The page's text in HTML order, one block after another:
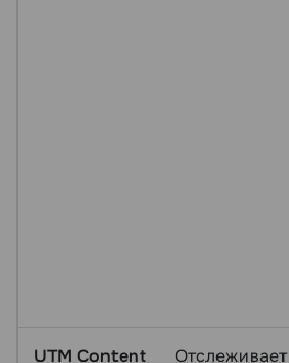
UTM Content
Отслеживает